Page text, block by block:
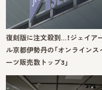
復刻版に注文殺到…！ジェイア
ル京都伊勢丹の「オンラインス
ーツ販売数トップ3」